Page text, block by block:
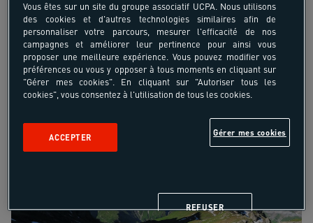
envie de se challenger à Chamonix.Ce parcours est
une boucle au départ de Vallorcine qui emprunte le
col du Passet avant de bifurquer vers le Loriaz et de
redescendre par le village du Buet.
Côté chiffres, l’itinéraire fait 15 km pour 1000 m de
dénivelé.
Vous êtes sur un site du groupe associatif UCPA. Nous utilisons
des cookies et d'autres technologies similaires afin de
personnaliser votre parcours, mesurer l'efficacité de nos
campagnes et améliorer leur pertinence pour ainsi vous
proposer une meilleure expérience. Vous pouvez modifier vos
préférences ou vous y opposer à tous moments en cliquant sur
"Gérer mes cookies". En cliquant sur "Autoriser tous les
cookies", vous consentez à l'utilisation de tous les cookies.
Gérer mes cookies
REFUSER
ACCEPTER